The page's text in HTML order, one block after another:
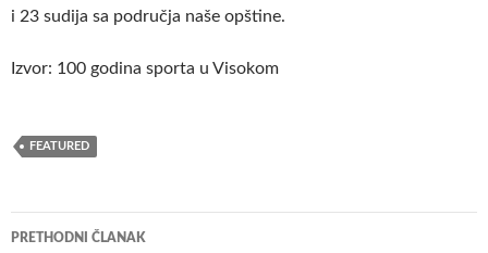
i 23 sudija sa područja naše opštine.
Izvor: 100 godina sporta u Visokom
FEATURED
Navigacija
PRETHODNI ČLANAK